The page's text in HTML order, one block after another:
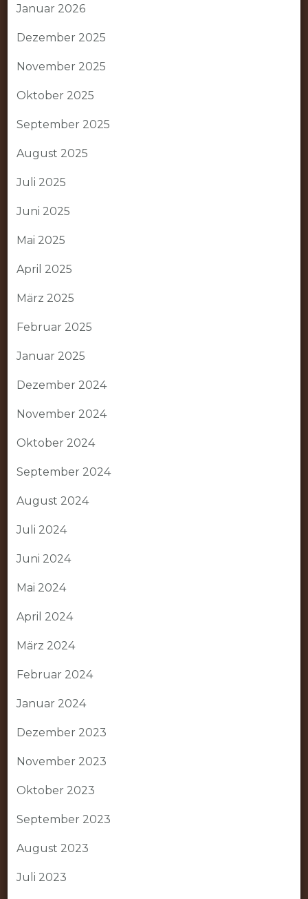
Januar 2026
Dezember 2025
November 2025
Oktober 2025
September 2025
August 2025
Juli 2025
Juni 2025
Mai 2025
April 2025
März 2025
Februar 2025
Januar 2025
Dezember 2024
November 2024
Oktober 2024
September 2024
August 2024
Juli 2024
Juni 2024
Mai 2024
April 2024
März 2024
Februar 2024
Januar 2024
Dezember 2023
November 2023
Oktober 2023
September 2023
August 2023
Juli 2023